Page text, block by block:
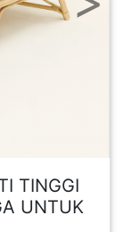
TINGGI
UNTUK